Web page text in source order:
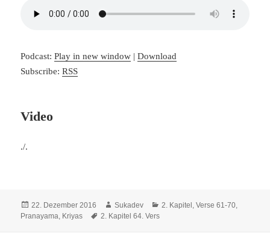
Podcast:Play in new window |Download
Subscribe:RSS
Video
./.
Veröffentlicht
am
22. Dezember 2016 Autor
Sukadev Kategorien
2. Kapitel, Verse 61-70,
Pranayama, Kriyas
Schlagwörter
2. Kapitel 64. Vers